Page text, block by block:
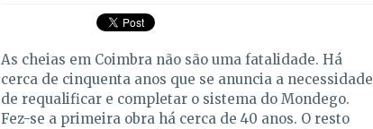
As cheias em Coimbra não são uma fatalidade. Há
cerca de cinquenta anos que se anuncia a necessidade
de requalificar e completar o sistema do Mondego.
Fez-se a primeira obra há cerca de 40 anos. O resto